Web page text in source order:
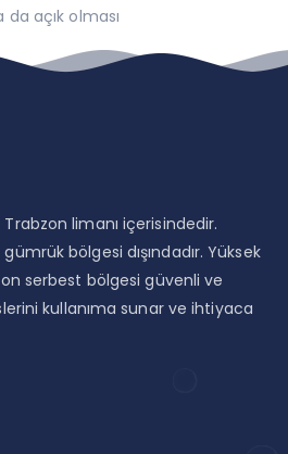
açık olması
limanı içerisindedir.
bölgesi dışındadır. Yüksek
serbest bölgesi güvenli ve
kullanıma sunar ve ihtiyaca